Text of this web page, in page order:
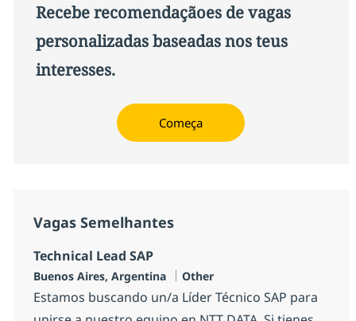
Recebe recomendaçãoes de vagas
personalizadas baseadas nos teus
interesses.
Começa
Vagas Semelhantes
Technical Lead SAP
Localização
Buenos Aires, Argentina Categoria
Other
Estamos buscando un/a Líder Técnico SAP para